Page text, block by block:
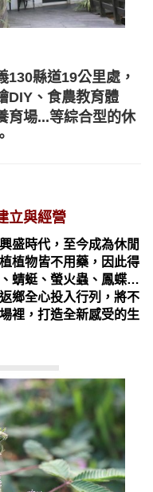
130縣道19公里處，
DIY、食農教育體
育場...等綜合型的休
立與經營
盛時代，至今成為休閒
植物皆不用藥，因此得
蜻蜓、螢火蟲、鳳蝶…
鄉全心投入行列，將不
裡，打造全新感受的生